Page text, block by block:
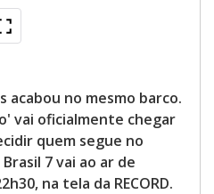
acabou no mesmo barco.
vai oficialmente chegar
quem segue no
7 vai ao ar de
na tela da RECORD.